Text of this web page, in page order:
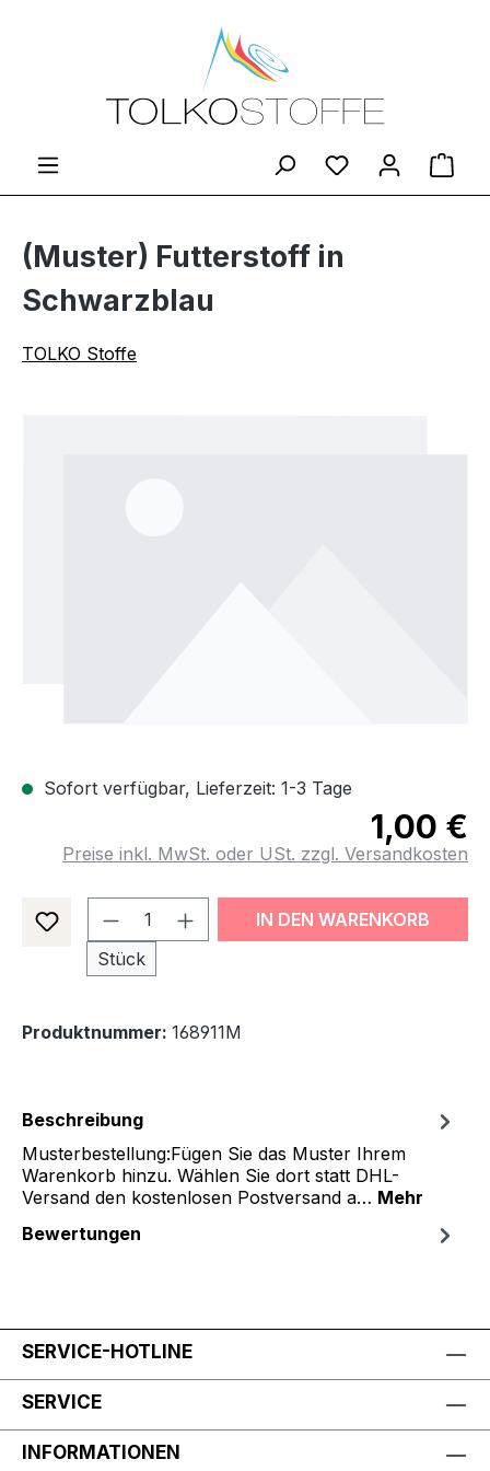
Zum Hauptinhalt springen
Du hast 0
(Muster) Futterstoff in
Schwarzblau
TOLKO Stoffe
Sofort verfügbar, Lieferzeit: 1-3 Tage
1,00 €
Preise inkl. MwSt. oder USt. zzgl. Versandkosten
Produkt Anzahl: Gib den
Stück
IN DEN WARENKORB
Produktnummer: 168911M
Beschreibung
Musterbestellung:Fügen Sie das Muster Ihrem
Warenkorb hinzu. Wählen Sie dort statt DHL-
Versand den kostenlosen Postversand a… Mehr
Bewertungen
SERVICE-HOTLINE
SERVICE
INFORMATIONEN